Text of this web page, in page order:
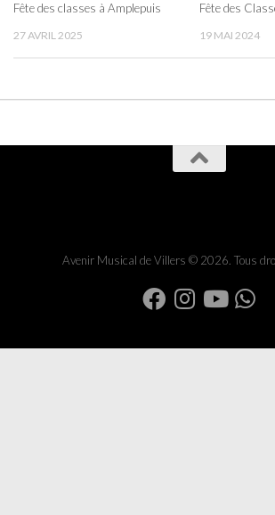
Fête des classes à Amplepuis
27 AVRIL 2025
Fête des
19 MAI 2024
Avenir Musical de Villers © 2026. Tous